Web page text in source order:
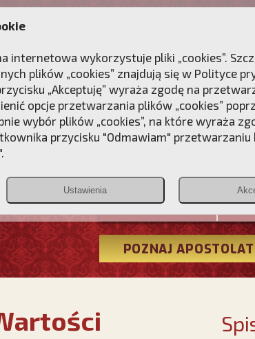
Christiana
POZNAJ
internetowa wykorzystuje pliki „cookies”.
plików „cookies” znajdują się w Polityce
„Akceptuję” wyraża zgodę na
opcje przetwarzania plików „cookies”
wybór plików „cookies”, na które wyraża
przycisku "Odmawiam" przetwarzaniu
Ustawienia